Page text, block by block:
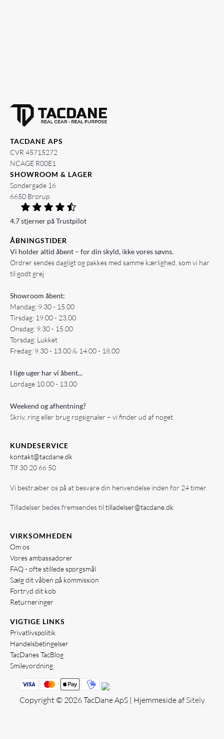
TACDANE APS
CVR 45715272
NCAGE R00E1
SHOWROOM & LAGER
Søndergade 16
6650 Brørup
4.7 stjerner på Trustpilot
ÅBNINGSTIDER
Vi holder altid åbent – for din skyld, ikke vores søvns.
Ordrer sendes dagligt og pakkes med samme kærlighed, som vi har
til godt grej
Showroom åbent:
Mandag: 9.30 - 15.00
Tirsdag: 19.00 - 23.00
Onsdag: 9.30 - 15.00
Torsdag: Lukket
Fredag: 9.30 - 13.00 & 14.00 - 18.00
I lige uger har vi åbent...
Lørdage 10.00 - 13.00
Weekend og afhentning?
Skriv, ring eller brug røgsignaler – vi finder ud af noget.
KUNDESERVICE
kontakt@tacdane.dk
Tlf 30 20 66 50
Vi bestræber os på at besvare din henvendelse inden for 24 timer.
Tilladelser bedes fremsendes til tilladelser@tacdane.dk
VIRKSOMHEDEN
Om os
Vores ambassadører
FAQ - ofte stillede spørgsmål
Sælg dit våben på kommission
Fortryd dit køb
Returneringer
VIGTIGE LINKS
Privatlivspolitik
Handelsbetingelser
TacDanes TacBlog
Smileyordning
Copyright © 2026 TacDane ApS | Hjemmeside af Sitely